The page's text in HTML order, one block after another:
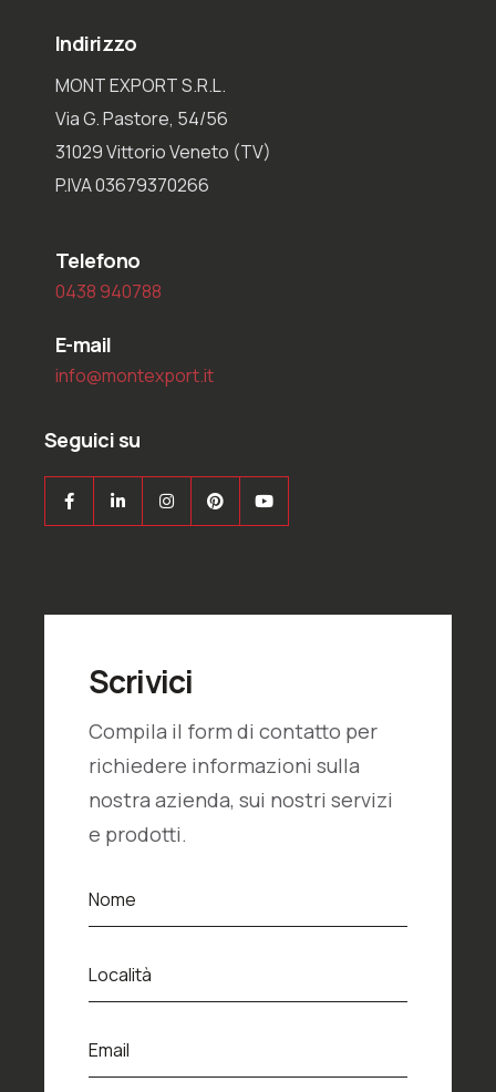
Indirizzo
MONT EXPORT S.R.L.
Via G. Pastore, 54/56
31029 Vittorio Veneto (TV)
P.IVA 03679370266
Telefono
0438 940788
E-mail
info@montexport.it
Seguici su
Scrivici
Compila il form di contatto per
richiedere informazioni sulla
nostra azienda, sui nostri servizi
e prodotti.
o
m
Nome
o
c
l
Località
m
a
Email